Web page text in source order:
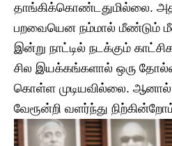
தாங்கிக்கொண்டதுமில்லை.
பறவையென நம்மால் மீண்டும்
இன்று நாட்டில் நடக்கும்
சில இயக்கங்களால் ஒரு
கொள்ள முடியவில்லை.
வேரூன்றி வளர்ந்து